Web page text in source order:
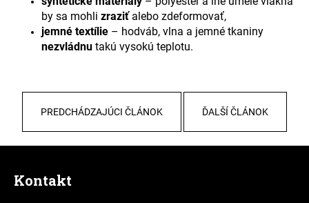
by sa mohli zraziťalebo zdeformovať,
jemné textílie – hodváb, vlna a jemné tkaniny
nezvládnu takú vysokú teplotu.
PREDCHÁDZAJÚCI ČLÁNOK ĎALŠÍ ČLÁNOK
Kontakt